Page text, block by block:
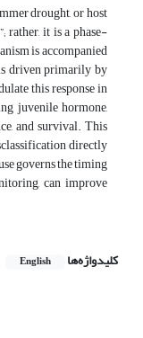
drought, or host
rather, it is a phase-
is accompanied
driven primarily by
this response in
juvenile hormone,
and survival. This
directly
governs the timing
can improve
کلیدواژه‌ها English